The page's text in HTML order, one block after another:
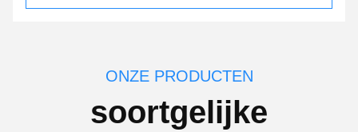
ONZE PRODUCTEN
soortgelijke